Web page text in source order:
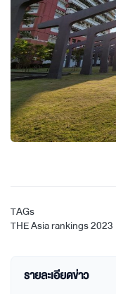
TAGs
THE Asiarankings2023
รายละเอียดข่าว